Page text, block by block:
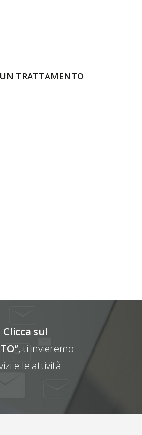
TRATTAMENTO
Clicca sul
, ti invieremo
e le attività